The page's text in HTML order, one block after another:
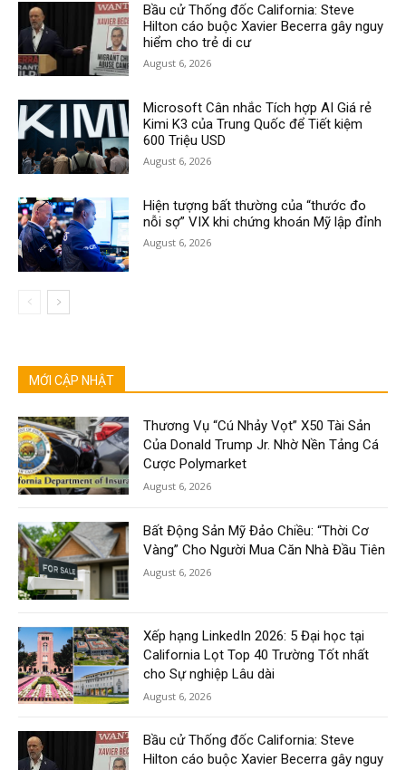
Bầu cử Thống đốc California: Steve
Hilton cáo buộc Xavier Becerra gây nguy
hiểm cho trẻ di cư
August 6, 2026
Microsoft Cân nhắc Tích hợp AI Giá rẻ
Kimi K3 của Trung Quốc để Tiết kiệm
600 Triệu USD
August 6, 2026
Hiện tượng bất thường của “thước đo
nỗi sợ” VIX khi chứng khoán Mỹ lập đỉnh
August 6, 2026
MỚI CẬP NHẬT
Thương Vụ “Cú Nhảy Vọt” X50 Tài Sản
Của Donald Trump Jr. Nhờ Nền Tảng Cá
Cược Polymarket
August 6, 2026
Bất Động Sản Mỹ Đảo Chiều: “Thời Cơ
Vàng” Cho Người Mua Căn Nhà Đầu Tiên
August 6, 2026
Xếp hạng LinkedIn 2026: 5 Đại học tại
California Lọt Top 40 Trường Tốt nhất
cho Sự nghiệp Lâu dài
August 6, 2026
Bầu cử Thống đốc California: Steve
Hilton cáo buộc Xavier Becerra gây nguy